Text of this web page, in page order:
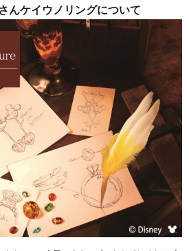
んケイウノリングについて